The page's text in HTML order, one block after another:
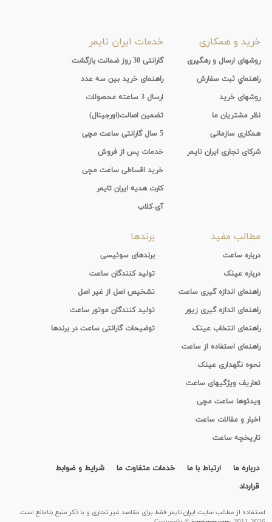
خرید و همکاری
روشهای ارسال و رهگیری
راهنماي ثبت سفارش
روشهای خرید
نظر مشتریان ما
همکاری سازمانی
شرکای تجاری ایران تایمر
خدمات ایران تایمر
گارانتی 30 روز ضمانت بازگشت
راهنمای خرید بین سه عدد
ارسال 3 ساعته محصولات
تضمین اصالت(اورجینال)
5 سال گارانتی ساعت مچی
خدمات پس از فروش
خرید اقساطی ساعت مچی
کارت هدیه ایران تایمر
آی-کلاب
مطالب مفید
درباره ساعت
درباره عینک
راهنمای اندازه گیری ساعت
راهنمای اندازه گیری زیور
راهنمای انتخاب عینک
راهنمای استفاده از ساعت
نحوه نگهداری عینک
تعاریف ویژگیهای ساعت
ویدئوها ساعت مچی
اخبار و مقالات ساعت
تاریخچه ساعت
برندها
برندهای سوئیسی
تولید کنندگان ساعت
تشخیص اصل از غیر اصل
تولید کنندگان موتور ساعت
توضیحات گارانتی ساعت در برندها
درباره ما ارتباط با ما خدمات متفاوت ما
شرایط و ضوابط
قرارداد
استفاده از مطالب سايت ایران تایمر فقط برای مقاصد غیر تجاری و با ذکر منبع بلامانع است.